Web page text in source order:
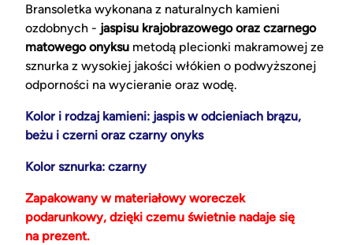
Bransoletka wykonana z naturalnych kamieni
ozdobnych - jaspisu krajobrazowego oraz czarnego
matowego onyksu metodą plecionki makramowej ze
sznurka z wysokiej jakości włókien o podwyższonej
odporności na wycieranie oraz wodę.
Kolor i rodzaj kamieni: jaspis w odcieniach brązu,
beżu i czerni oraz czarny onyks
Kolor sznurka: czarny
Zapakowany w materiałowy woreczek
podarunkowy, dzięki czemu świetnie nadaje się
na prezent.